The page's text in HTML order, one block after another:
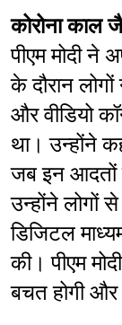
कोरोना काल
पीएम मोदी ने
के दौरान
और वीडियो
था। उन्होंने
जब इन आदतों
उन्होंने लोगों
डिजिटल
की। पीएम
बचत होगी और